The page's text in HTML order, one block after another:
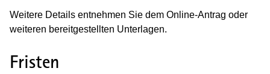
Weitere Details entnehmen Sie dem Online-Antrag oder
weiteren bereitgestellten Unterlagen.
Fristen